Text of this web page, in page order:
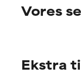
Paula’s historie
Vores
Spørgsmål til
Ekstra